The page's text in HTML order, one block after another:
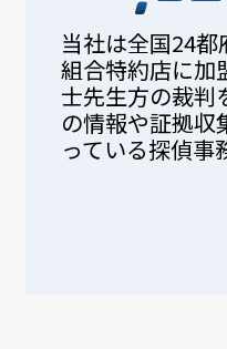
当社は全国24
組合特約店に加
士先生方の裁判
の情報や証拠収
っている探偵事